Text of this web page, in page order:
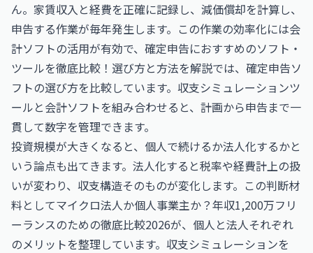
ん。家賃収入と経費を正確に記録し、減価償却を計算し、
申告する作業が毎年発生します。この作業の効率化には会
計ソフトの活用が有効で、 確定申告におすすめのソフト・
ツールを徹底比較！選び方と方法を解説では、確定申告ソ
フトの選び方を比較しています。収支シミュレーションツ
ールと会計ソフトを組み合わせると、計画から申告まで一
貫して数字を管理できます。
投資規模が大きくなると、個人で続けるか法人化するかと
いう論点も出てきます。法人化すると税率や経費計上の扱
いが変わり、収支構造そのものが変化します。この判断材
料としてマイクロ法人か個人事業主か？年収1,200万フリ
ーランスのための徹底比較2026が、個人と法人それぞれ
のメリットを整理しています。収支シミュレーションを